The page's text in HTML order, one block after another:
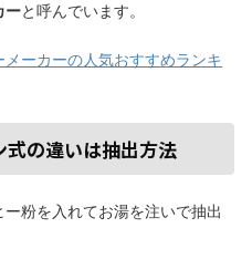
ーと呼んでいます。
メーカーの人気おすすめランキ
式の違いは抽出方法
ー粉を入れてお湯を注いで抽出